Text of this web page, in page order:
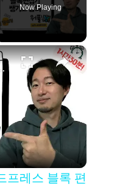
Now Playing
×
드프레스 클래식 편집기는 이제 그만!
프레스 블록 편